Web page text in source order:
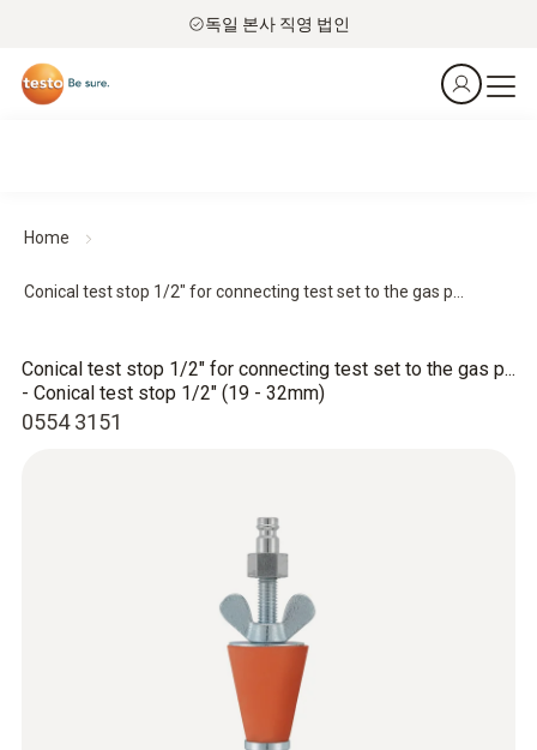
독일 본사 직영 법인
Home
Conical test stop 1/2" for connecting test set to the gas p...
0554 3151
Conical test stop 1/2" for connecting test set to the gas p...
- Conical test stop 1/2" (19 - 32mm)